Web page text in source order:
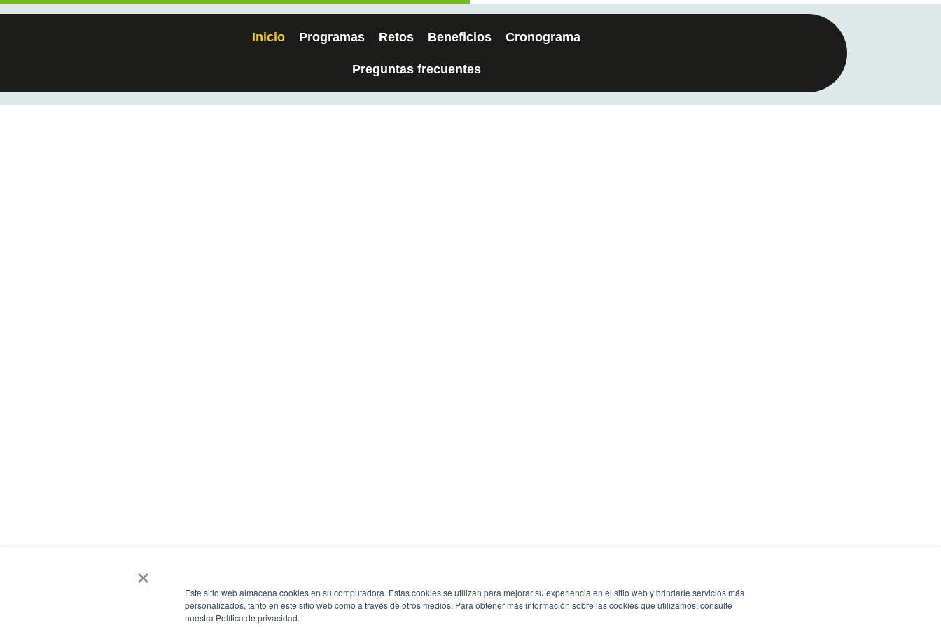
×
Este sitio web almacena cookies en su computadora. Estas cookies se utilizan para mejorar su experiencia en el sitio web y brindarle servicios más
personalizados, tanto en este sitio web como a través de otros medios. Para obtener más información sobre las cookies que utilizamos, consulte
nuestra Política de privacidad.